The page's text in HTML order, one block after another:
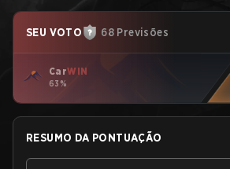
SEU VOTO 68 Previsões
CarWIN
63%
RESUMO DA PONTUAÇÃO